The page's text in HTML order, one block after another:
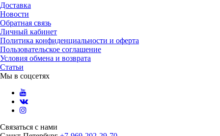
Доставка
Новости
Обратная связь
Личный кабинет
Политика конфиденциальности и оферта
Пользовательское соглашение
Условия обмена и возврата
Статьи
Мы в соцсетях
Связаться с нами